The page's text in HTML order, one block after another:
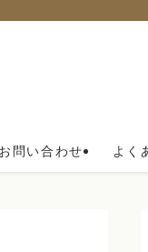
お問い合わせ よく